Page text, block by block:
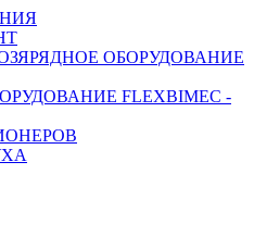
ОБОРУДОВАНИЕ
FLEXBIMEC -